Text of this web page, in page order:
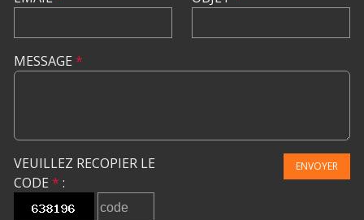
MESSAGE *
VEUILLEZ RECOPIER LE
CODE * :
ENVOYER